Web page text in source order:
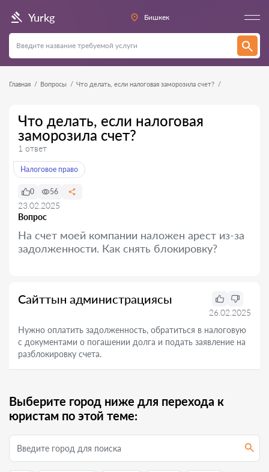
Yurkg Бишкек
Главная Вопросы Что делать, если налоговая заморозила счет?
Что делать, если налоговая
заморозила счет?
1 ответ
Налоговое право
Вопрос
0 56
23.02.2025
На счет моей компании наложен арест из-за
задолженности. Как снять блокировку?
Сайттын администрациясы
26.02.2025
Нужно оплатить задолженность, обратиться в налоговую
с документами о погашении долга и подать заявление на
разблокировку счета.
Выберите город ниже для перехода к
юристам по этой теме: